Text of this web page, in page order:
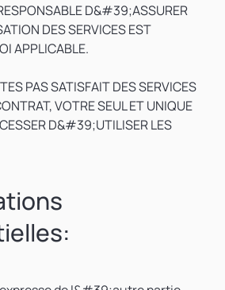
D&#39;ASSURER
DES SERVICES EST
APPLICABLE.
PAS SATISFAIT DES SERVICES
VOTRE SEUL ET UNIQUE
D&#39;UTILISER LES